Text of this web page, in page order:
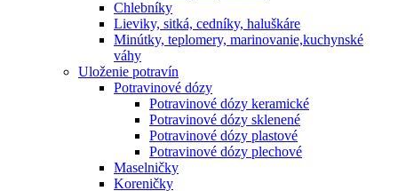
Chlebníky
Lieviky, sitká, cedníky, haluškáre
Minútky, teplomery, marinovanie,kuchynské
váhy
Uloženie potravín
Potravinové dózy
Potravinové dózy keramické
Potravinové dózy sklenené
Potravinové dózy plastové
Potravinové dózy plechové
Maselničky
Koreničky